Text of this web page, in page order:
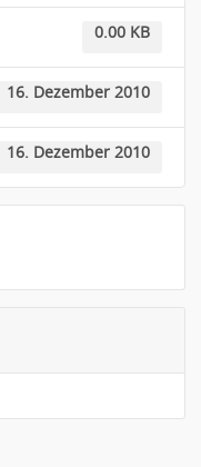
0.00 KB
16. Dezember 2010
16. Dezember 2010